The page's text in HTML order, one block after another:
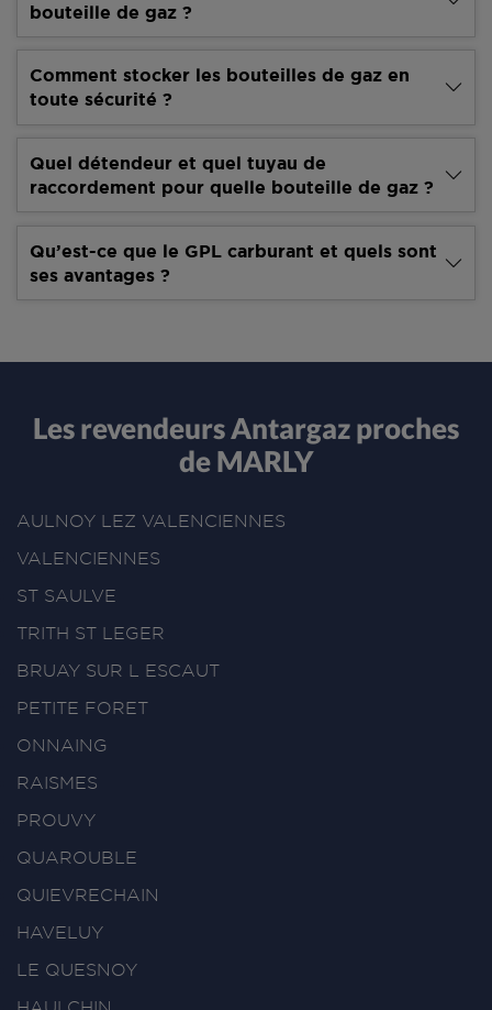
bouteille de gaz ?
Comment stocker les bouteilles de gaz en
toute sécurité ?
Quel détendeur et quel tuyau de
raccordement pour quelle bouteille de gaz ?
Qu’est-ce que le GPL carburant et quels sont
ses avantages ?
Les revendeurs Antargaz proches
de MARLY
AULNOY LEZ VALENCIENNES
VALENCIENNES
ST SAULVE
TRITH ST LEGER
BRUAY SUR L ESCAUT
PETITE FORET
ONNAING
RAISMES
PROUVY
QUAROUBLE
QUIEVRECHAIN
HAVELUY
LE QUESNOY